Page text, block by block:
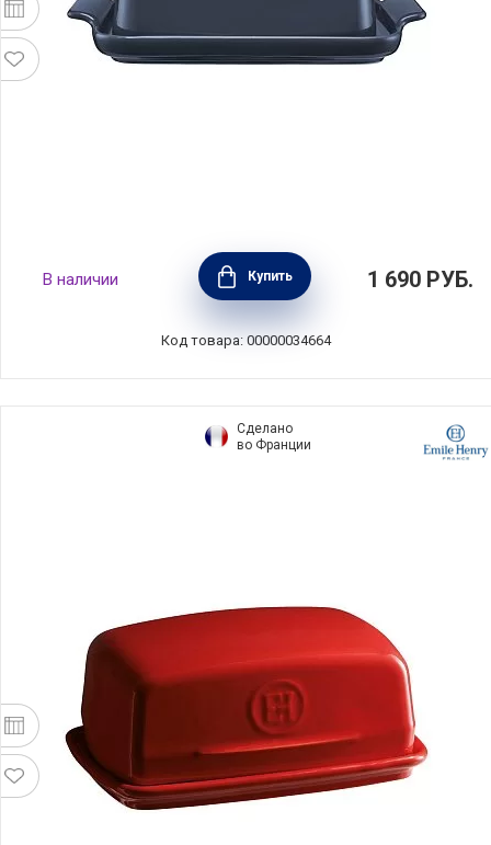
Маслёнка Indulgence 20х12 см, фарфор,
цвет синий, Maxwell & Williams, MW451-
IA0398
В наличии Купить 1 690 РУБ.
Код товара: 00000034664
Сделано
во Франции